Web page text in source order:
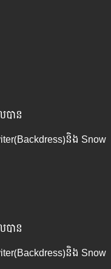
បាន
និង Snow
បាន
និង Snow